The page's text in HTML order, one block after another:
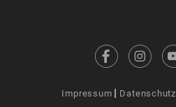
Impressum Datenschutz